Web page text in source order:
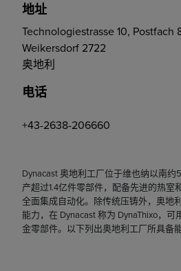
地址
Technologiestrasse 10, Postfach
Weikersdorf 2722
奥地利
电话
+43-2638-206660
Dynacast 奥地利工厂位于维也纳以南
产超过1.4亿件零部件，配备先进的热室
全面集成自动化。除传统压铸外，奥地
能力，在 Dynacast 称为 DynaThixo，
金零部件。以下列出奥地利工厂所具备